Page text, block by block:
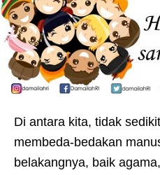
Di antara kita, tidak
membeda-bedakan
belakangnya, baik